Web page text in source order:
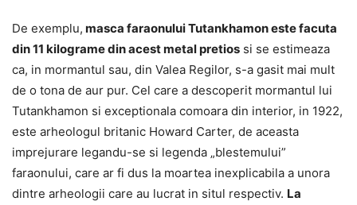
De exemplu, masca faraonului Tutankhamon este facuta
din 11 kilograme din acest metal pretios si se estimeaza
ca, in mormantul sau, din Valea Regilor, s-a gasit mai mult
de o tona de aur pur. Cel care a descoperit mormantul lui
Tutankhamon si exceptionala comoara din interior, in 1922,
este arheologul britanic Howard Carter, de aceasta
imprejurare legandu-se si legenda „blestemului”
faraonului, care ar fi dus la moartea inexplicabila a unora
dintre arheologii care au lucrat in situl respectiv. La